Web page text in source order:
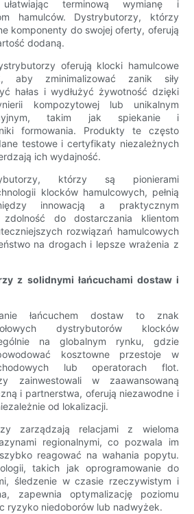
terminową wymianę i
hamulców. Dystrybutorzy, którzy
komponenty do swojej oferty, oferują
dodaną.
oferują klocki hamulcowe
aby zminimalizować zanik siły
hałas i wydłużyć żywotność dzięki
kompozytowej lub unikalnym
takim jak spiekanie i
formowania. Produkty te często
testowe i certyfikaty niezależnych
ich wydajność.
którzy są pionierami
klocków hamulcowych, pełnią
innowacją a praktycznym
zdolność do dostarczania klientom
rozwiązań hamulcowych
na drogach i lepsze wrażenia z
z solidnymi łańcuchami dostaw i
łańcuchem dostaw to znak
dystrybutorów klocków
na globalnym rynku, gdzie
kosztowne przestoje w
lub operatorach flot.
zainwestowali w zaawansowaną
i partnerstwa, oferują niezawodne i
od lokalizacji.
zarządzają relacjami z wieloma
regionalnymi, co pozwala im
reagować na wahania popytu.
takich jak oprogramowanie do
śledzenie w czasie rzeczywistym i
zapewnia optymalizację poziomu
ryzyko niedoborów lub nadwyżek.